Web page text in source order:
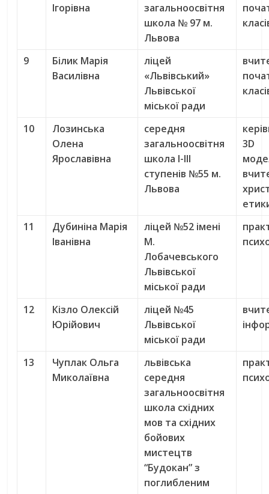
Ігорівна
загальноосвітня
школа № 97 м.
Львова
9
Білик Марія
Василівна
ліцей
«Львівський»
Львівської
міської ради
10
Лозинська
Олена
Ярославівна
середня
загальноосвітня
школа І-ІІІ
ступенів №55 м.
Львова
3D
11
Дубиніна Марія
Іванівна
ліцей №52 імені
М.
Лобачевського
Львівської
міської ради
12
Кізло Олексій
Юрійович
ліцей №45
Львівської
міської ради
13
Чуплак Ольга
Миколаївна
львівська
середня
загальноосвітня
школа східних
мов та східних
бойових
мистецтв
“Будокан” з
поглибленим